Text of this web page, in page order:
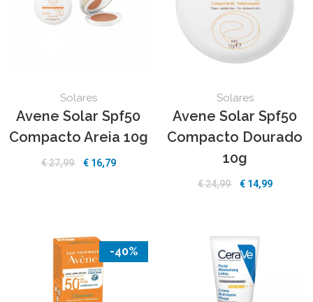
Solares
Avene Solar Spf50
Compacto Areia 10g
€ 27,99 € 16,79
Solares
Avene Solar Spf50
Compacto Dourado
10g
€ 24,99 € 14,99
-40%